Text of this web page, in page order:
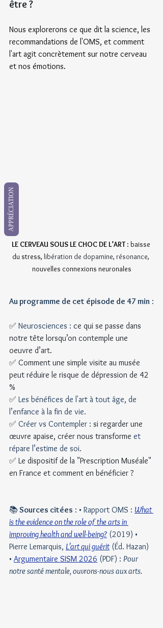
être ?
Nous explorerons ce que dit la science, les
recommandations de l'OMS, et comment
l'art agit concrètement sur notre cerveau
et nos émotions.
LE CERVEAU SOUS LE CHOC DE L’ART : baisse
du stress, libération de dopamine, résonance,
nouvelles connexions neuronales
Au programme de cet épisode de 47 min :
✅ Neurosciences : ce qui se passe dans
notre tête lorsqu’on contemple une
oeuvre d’art.
✅ Comment une simple visite au musée
peut réduire le risque de dépression de 42
%
✅ Les bénéfices de l'art à tout âge, de
l’enfance à la fin de vie.
✅ Créer vs Contempler : si regarder une
œuvre apaise, créer nous transforme et
répare l’estime de soi.
✅ Le dispositif de la "Prescription Muséale"
en France et comment en bénéficier ?
📚 Sources citées : • Rapport OMS : What
is the evidence on the role of the arts in
improving health and well-being? (2019) •
Pierre Lemarquis, L’art qui guérit (Éd. Hazan)
• Argumentaire SISM 2026 (PDF) : Pour
notre santé mentale, ouvrons-nous aux arts.
APPRÉCIATION